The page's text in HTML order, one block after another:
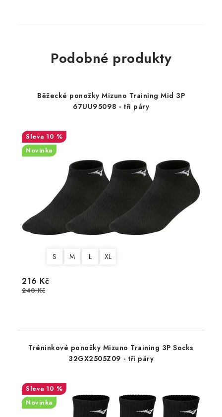
Podobné produkty
Běžecké ponožky Mizuno Training Mid 3P
67UU95098 - tři páry
10 %
Novinka
S M L XL
216 Kč
240 Kč
Tréninkové ponožky Mizuno Training 3P Socks
32GX2505Z09 - tři páry
10 %
Novinka